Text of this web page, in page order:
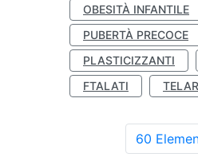
OBESITÀ INFANTILE
PUBERTÀ PRECOCE
PLASTICIZZANTI
FTALATI
60